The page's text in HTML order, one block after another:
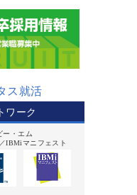
ワーク
ー・エム
IBMiマニフェスト